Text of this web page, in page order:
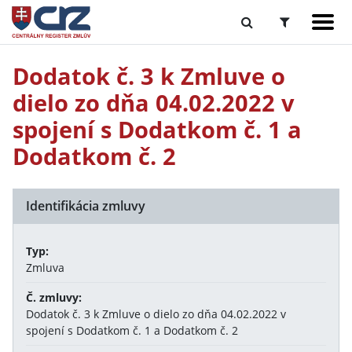
Dodatok č. 3 k Zmluve o
dielo zo dňa 04.02.2022 v
spojení s Dodatkom č. 1 a
Dodatkom č. 2
Identifikácia zmluvy
Typ:
Zmluva
Č. zmluvy:
Dodatok č. 3 k Zmluve o dielo zo dňa 04.02.2022 v
spojení s Dodatkom č. 1 a Dodatkom č. 2